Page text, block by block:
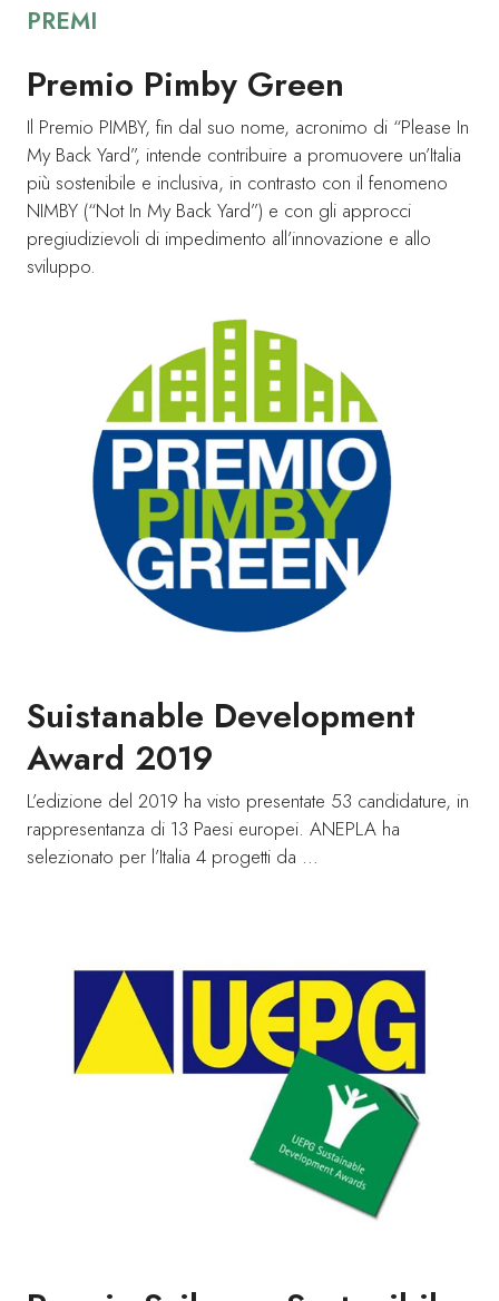
PREMI
Premio Pimby Green
Il Premio PIMBY, fin dal suo nome, acronimo di “Please In
My Back Yard”, intende contribuire a promuovere un’Italia
più sostenibile e inclusiva, in contrasto con il fenomeno
NIMBY (“Not In My Back Yard”) e con gli approcci
pregiudizievoli di impedimento all’innovazione e allo
sviluppo.
Suistanable Development
Award 2019
L’edizione del 2019 ha visto presentate 53 candidature, in
rappresentanza di 13 Paesi europei. ANEPLA ha
selezionato per l’Italia 4 progetti da …